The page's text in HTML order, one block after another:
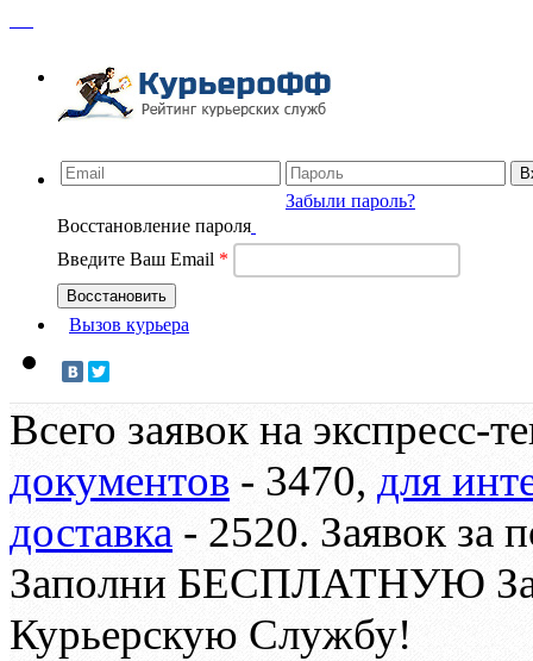
Забыли пароль?
Восстановление пароля
Введите Ваш Email *
Вызов курьера
Всего заявок на экспресс-
документов - 3470, для
доставка - 2520. Заявок за
Заполни БЕСПЛАТНУЮ
Курьерскую Службу!